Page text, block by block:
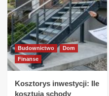
Budownictwo
Dom
Finanse
Kosztorys inwestycji: Ile
kosztują schody